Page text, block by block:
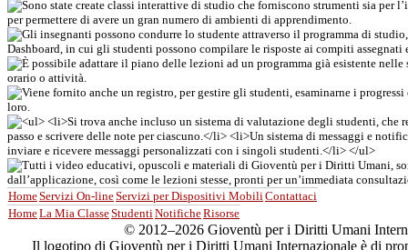
HomeServizi On-lineServizi per Dispositivi MobiliContattaci
HomeLa Mia ClasseStudentiNotificheRisorse
© 2012–2026 Gioventù per i Diritti Umani
Il logotipo di Gioventù per i Diritti Umani Internazionale è di